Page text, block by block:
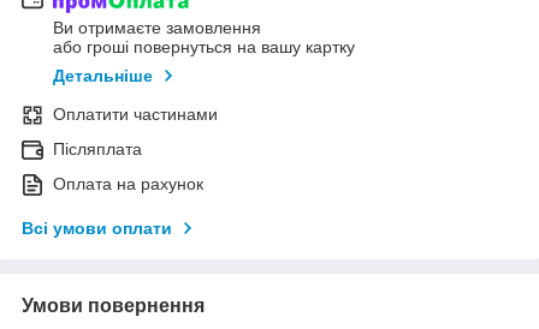
Ви отримаєте замовлення
або гроші повернуться на вашу картку
Детальніше
Оплатити частинами
Післяплата
Оплата на рахунок
Всі умови оплати
Умови повернення